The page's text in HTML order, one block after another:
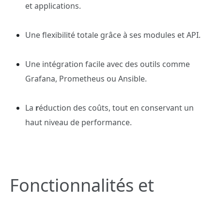
et applications.
Une flexibilité totale grâce à ses modules et API.
Une intégration facile avec des outils comme
Grafana, Prometheus ou Ansible.
La réduction des coûts, tout en conservant un
haut niveau de performance.
Fonctionnalités et